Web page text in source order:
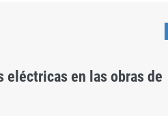
eléctricas en las obras de